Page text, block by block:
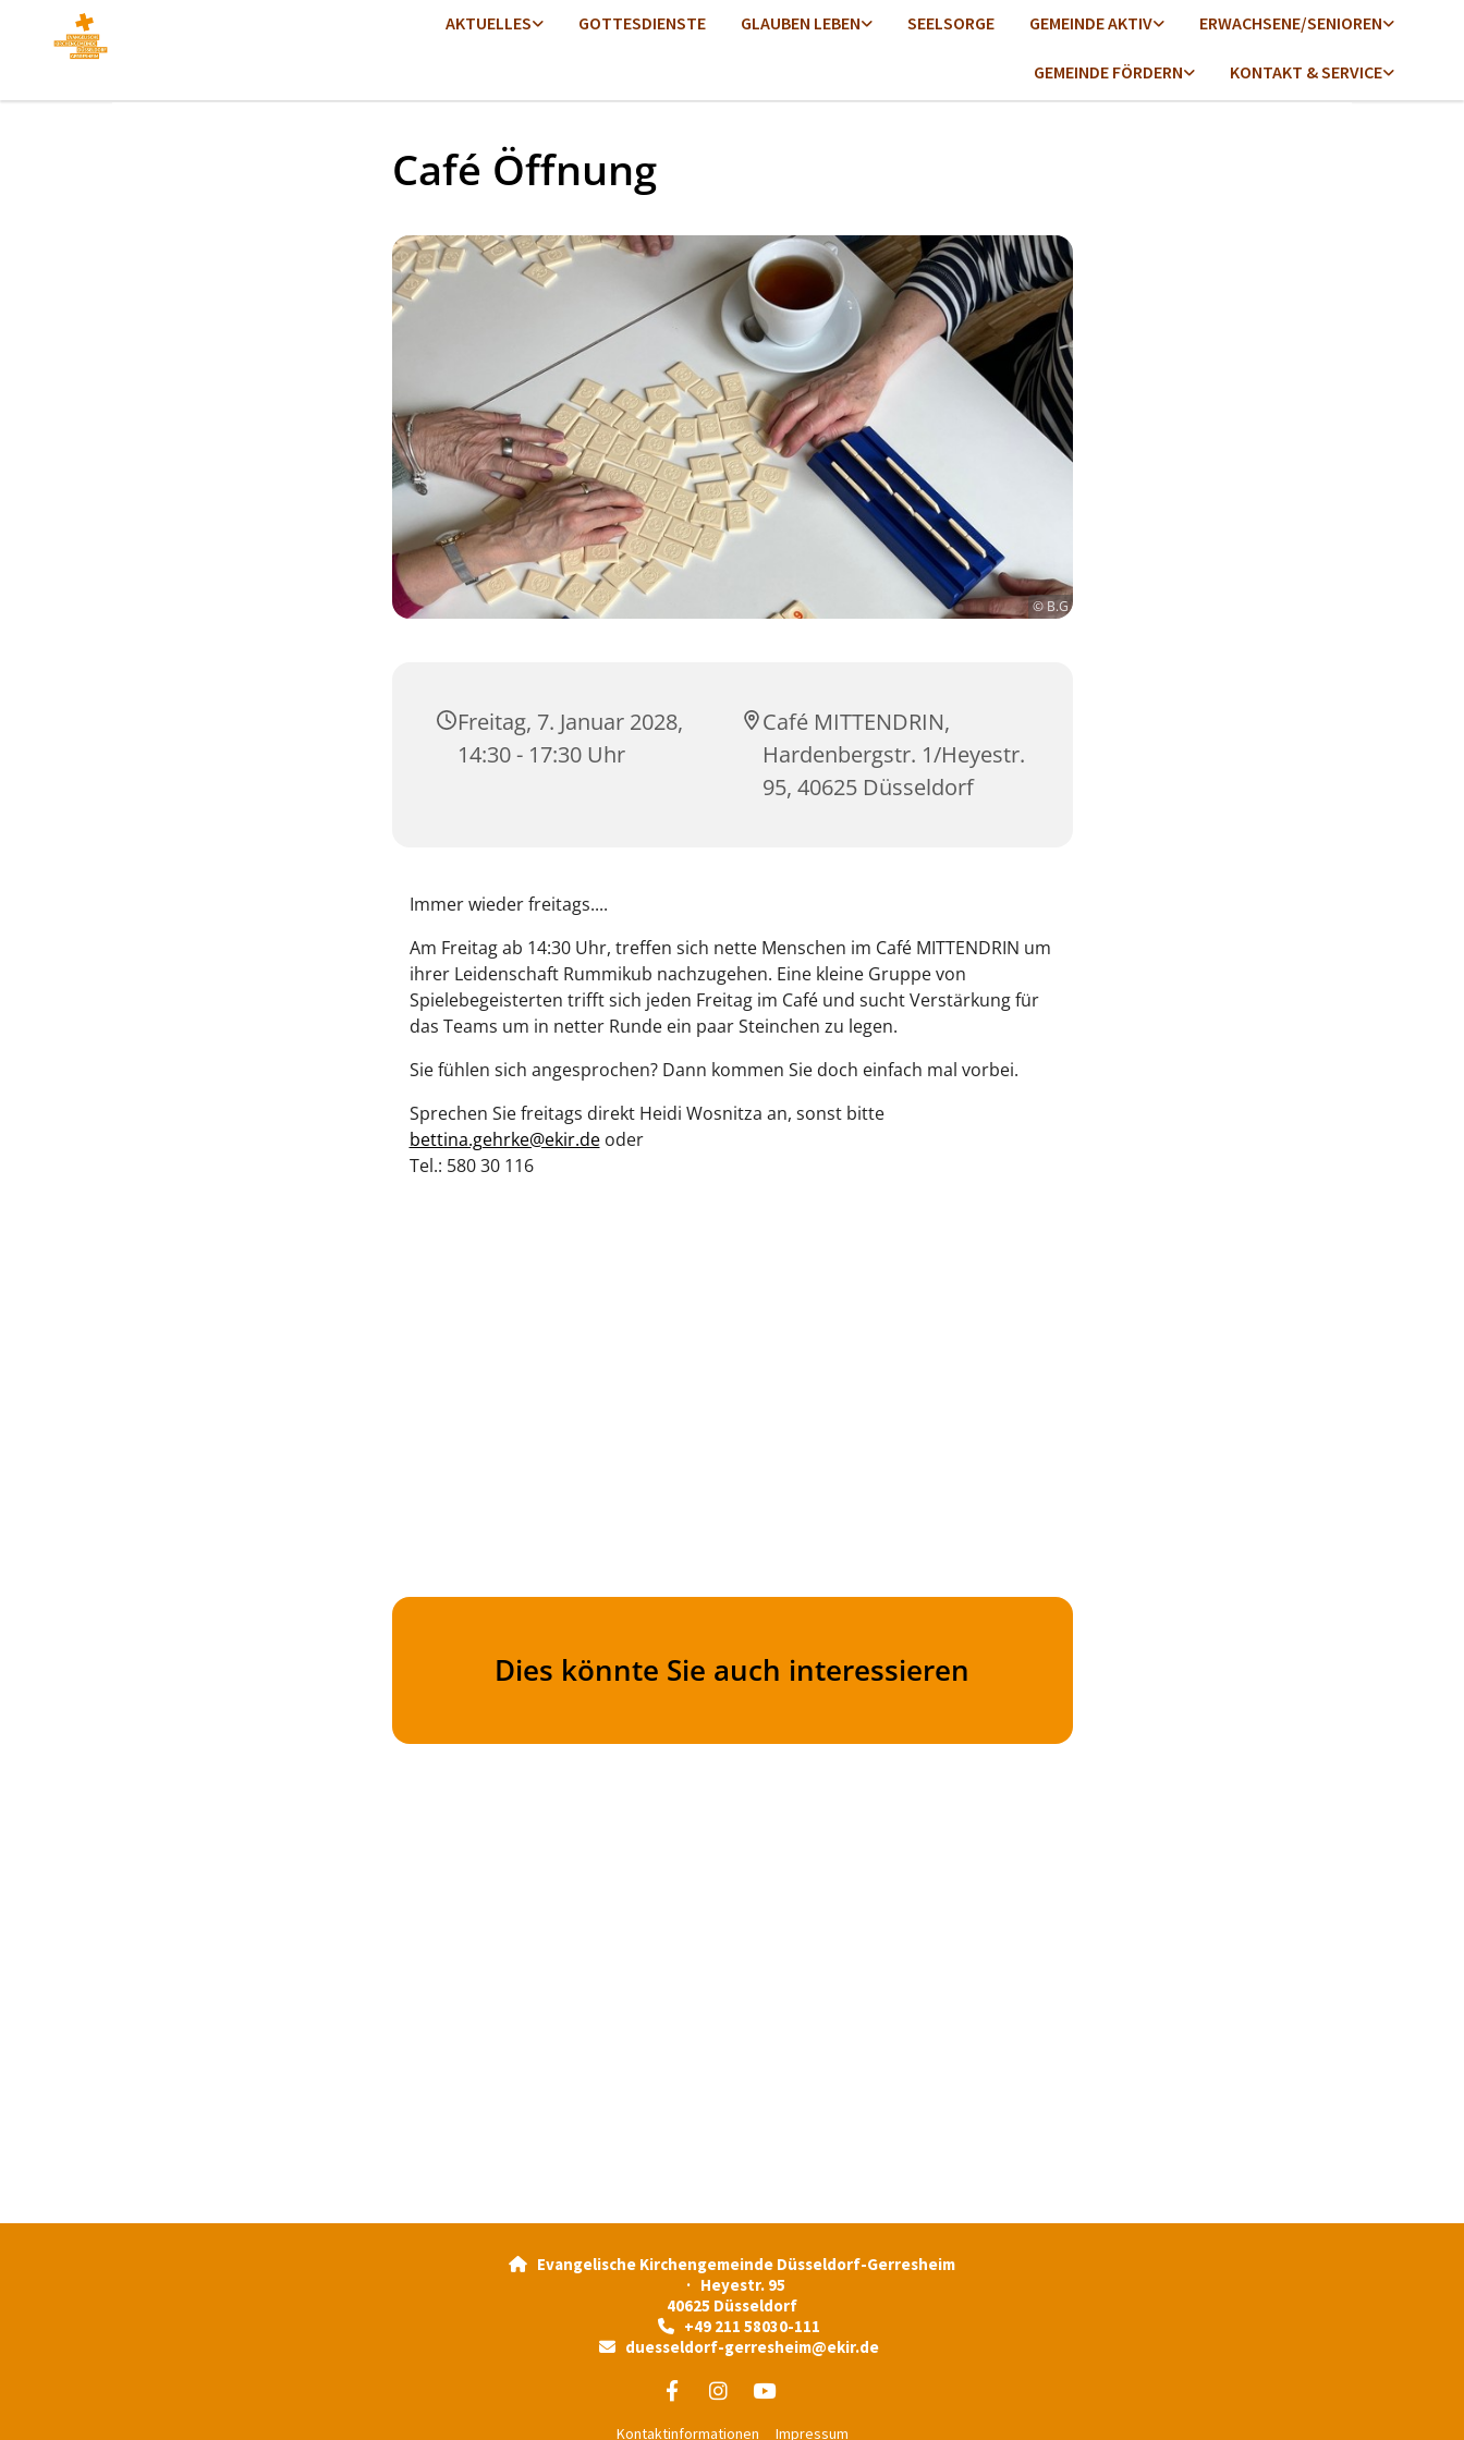
AKTUELLES GOTTESDIENSTE GLAUBEN LEBEN SEELSORGE GEMEINDE AKTIV ERWACHSENE/SENIOREN
GEMEINDE FÖRDERN KONTAKT & SERVICE
Café Öffnung
© B.G
Freitag, 7. Januar 2028,
14:30 - 17:30 Uhr
Café MITTENDRIN,
Hardenbergstr. 1/Heyestr.
95, 40625 Düsseldorf
Immer wieder freitags....
Am Freitag ab 14:30 Uhr, treffen sich nette Menschen im Café MITTENDRIN um
ihrer Leidenschaft Rummikub nachzugehen. Eine kleine Gruppe von
Spielebegeisterten trifft sich jeden Freitag im Café und sucht Verstärkung für
das Teams um in netter Runde ein paar Steinchen zu legen.
Sie fühlen sich angesprochen? Dann kommen Sie doch einfach mal vorbei.
Sprechen Sie freitags direkt Heidi Wosnitza an, sonst bitte
bettina.gehrke@ekir.deoder
Tel.: 580 30 116
Dies könnte Sie auch interessieren

Evangelische Kirchengemeinde Düsseldorf-Gerresheim
· Heyestr. 95
40625 Düsseldorf
+49 211 58030-111
duesseldorf-gerresheim@ekir.de
Kontaktinformationen Impressum